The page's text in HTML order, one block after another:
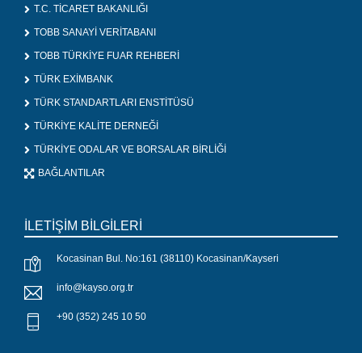
T.C. TİCARET BAKANLIĞI
TOBB SANAYİ VERİTABANI
TOBB TÜRKİYE FUAR REHBERİ
TÜRK EXİMBANK
TÜRK STANDARTLARI ENSTİTÜSÜ
TÜRKİYE KALİTE DERNEĞİ
TÜRKİYE ODALAR VE BORSALAR BİRLİĞİ
BAĞLANTILAR
İLETİŞİM BİLGİLERİ
Kocasinan Bul. No:161 (38110) Kocasinan/Kayseri
info@kayso.org.tr
+90 (352) 245 10 50